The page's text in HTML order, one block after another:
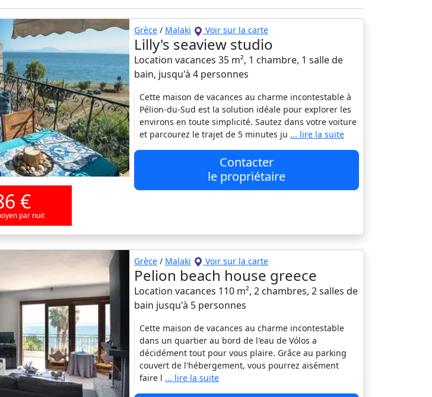
€
par nuit
Grèce / Malaki Voir sur la carte
Lilly's seaview studio
Location vacances 35 m², 1 chambre, 1 salle de
bain, jusqu'à 4 personnes
Cette maison de vacances au charme incontestable à
Pélion-du-Sud est la solution idéale pour explorer les
environs en toute simplicité. Sautez dans votre voiture
et parcourez le trajet de 5 minutes ju ... lire la suite
Contacter
le propriétaire
Grèce / Malaki Voir sur la carte
Pelion beach house greece
Location vacances 110 m², 2 chambres, 2 salles de
bain jusqu'à 5 personnes
Cette maison de vacances au charme incontestable
dans un quartier au bord de l'eau de Vólos a
décidément tout pour vous plaire. Grâce au parking
couvert de l'hébergement, vous pourrez aisément
faire l ... lire la suite